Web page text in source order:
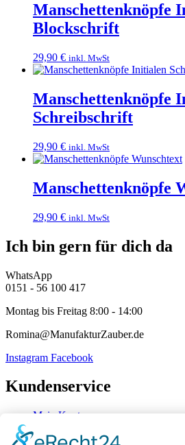
Manschettenknöpfe
Blockschrift
29,90 € inkl. MwSt
Manschettenknöpfe
Schreibschrift
29,90 € inkl. MwSt
Manschettenknöpfe
29,90 € inkl. MwSt
Ich bin gern für dich da
WhatsApp
0151 - 56 100 417
Montag bis Freitag 8:00 - 14:00
Romina@ManufakturZauber.de
Instagram Facebook
Kundenservice
Mein Konto
Zahlung & Versand